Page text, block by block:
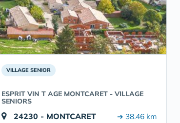
VILLAGE SENIOR
ESPRIT VIN T AGE MONTCARET - VILLAGE
SENIORS
24230 - MONTCARET ➔ 38.46 km